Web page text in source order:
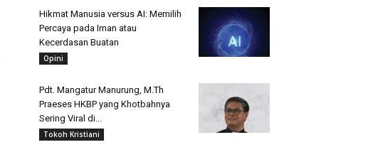
Hikmat Manusia versus AI: Memilih
Percaya pada Iman atau
Kecerdasan Buatan
Opini
Pdt. Mangatur Manurung, M.Th
Praeses HKBP yang Khotbahnya
Sering Viral di...
Tokoh Kristiani